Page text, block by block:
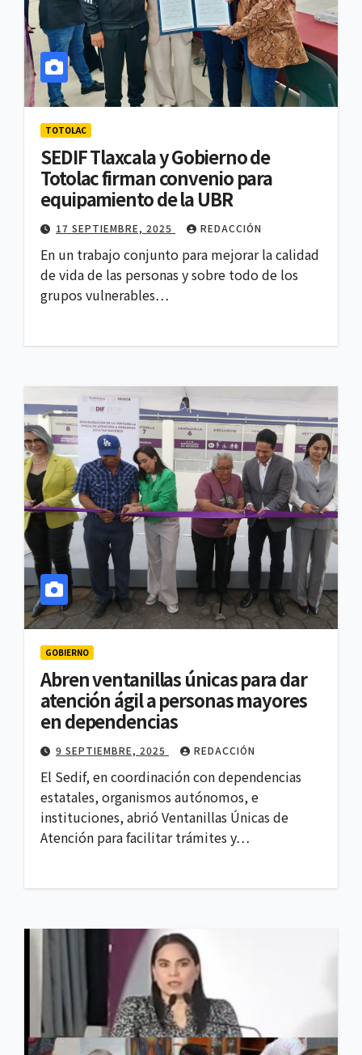
TOTOLAC
SEDIF Tlaxcala y Gobierno de
Totolac firman convenio para
equipamiento de la UBR
17 SEPTIEMBRE, 2025 REDACCIÓN
En un trabajo conjunto para mejorar la calidad
de vida de las personas y sobre todo de los
grupos vulnerables…
GOBIERNO
Abren ventanillas únicas para dar
atención ágil a personas mayores
en dependencias
9 SEPTIEMBRE, 2025 REDACCIÓN
El Sedif, en coordinación con dependencias
estatales, organismos autónomos, e
instituciones, abrió Ventanillas Únicas de
Atención para facilitar trámites y…